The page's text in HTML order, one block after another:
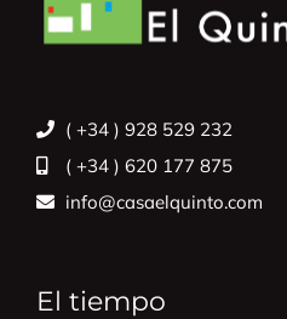
( +34 ) 928 529 232
( +34 ) 620 177 875
info@casaelquinto.com
El tiempo